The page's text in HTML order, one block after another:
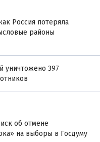
Россия потеряла
районы
уничтожено 397
об отмене
на выборы в Госдуму